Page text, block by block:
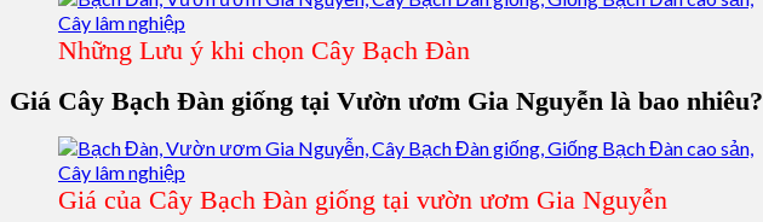
Những Lưu ý khi chọn Cây Bạch Đàn
Giá Cây Bạch Đàn giống tại Vườn ươm Gia Nguyễn là bao nhiêu?
Giá của Cây Bạch Đàn giống tại vườn ươm Gia Nguyễn